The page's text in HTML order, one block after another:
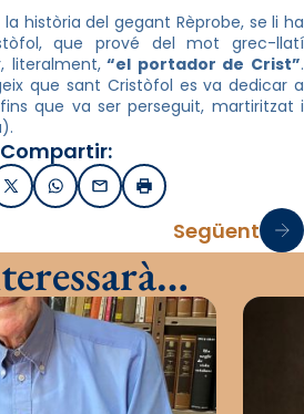
història del gegant Rèprobe, se li ha
que prové del mot grec-llatí
literalment,“el portador de Crist”.
que sant Cristòfol es va dedicar a
que va ser perseguit, martiritzat i
Compartir:
X / TwitterWhatsApp
EmailImprimir
Següent